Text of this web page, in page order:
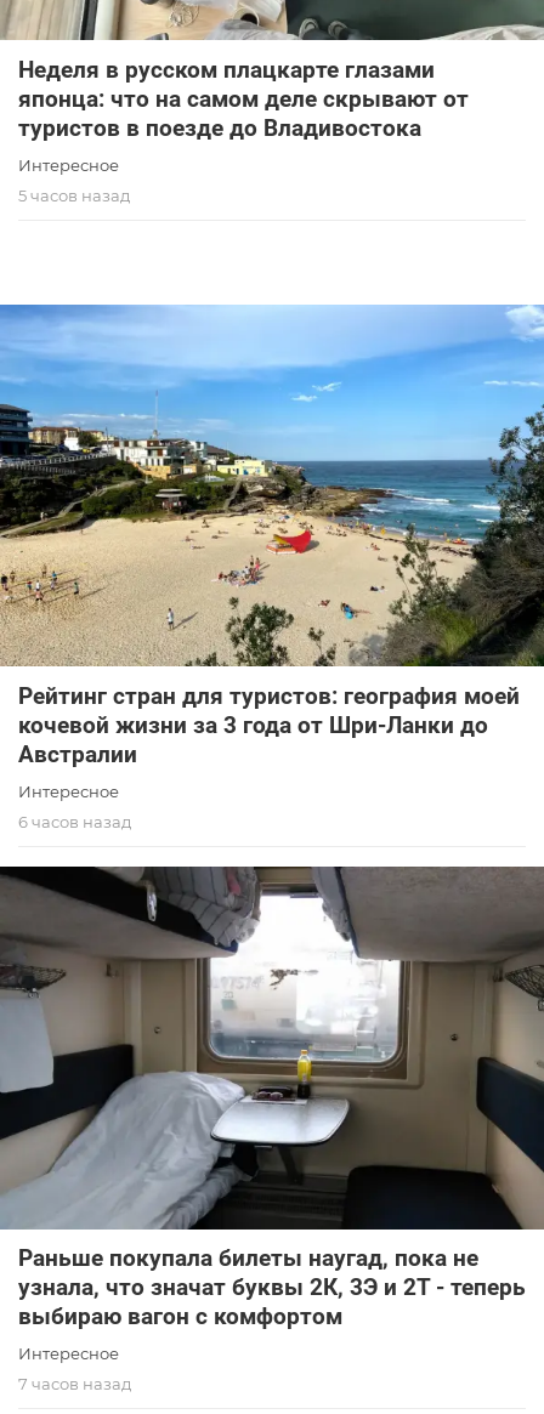
Неделя в русском плацкарте глазами
японца: что на самом деле скрывают от
туристов в поезде до Владивостока
Интересное
5 часов назад
Рейтинг стран для туристов: география моей
кочевой жизни за 3 года от Шри-Ланки до
Австралии
Интересное
6 часов назад
Раньше покупала билеты наугад, пока не
узнала, что значат буквы 2К, 3Э и 2Т - теперь
выбираю вагон с комфортом
Интересное
7 часов назад